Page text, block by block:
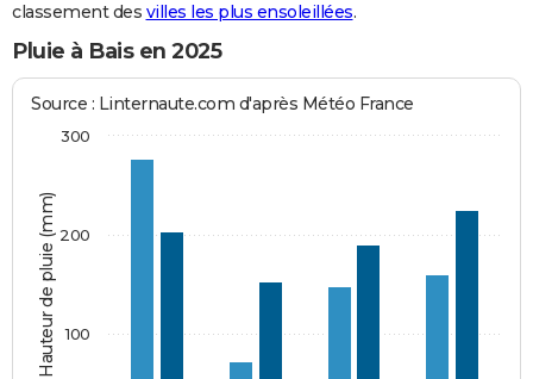
classement des villes les plus ensoleillées.
Pluie à Bais en 2025
Hauteur de pluie (mm)
Source : Linternaute.com d'après Météo France
100
200
300